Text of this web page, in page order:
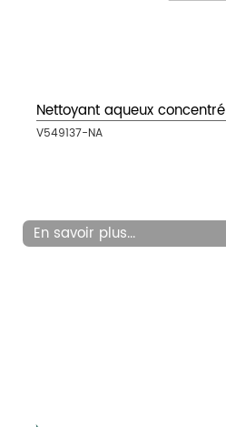
Nettoyant aqueux concentré
V549137-NA
En savoir plus...